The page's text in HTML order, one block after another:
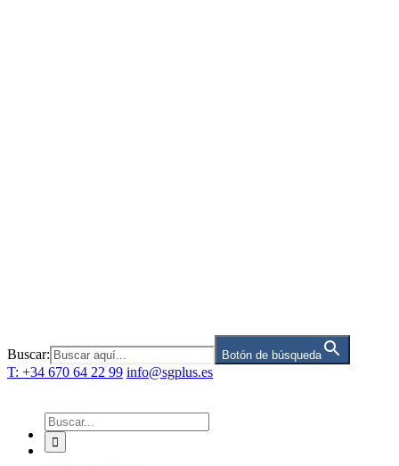
Buscar: Botón de búsqueda
T: +34 670 64 22 99 info@sgplus.es
Buscar: